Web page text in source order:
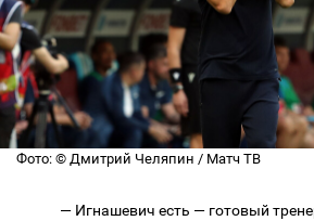
Фото: © Дмитрий Челяпин / Матч ТВ
— Игнашевич есть — готовый